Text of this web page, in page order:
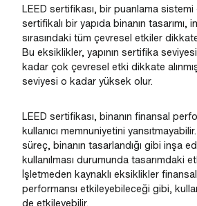
LEED sertifikası, bir puanlama
sertifikalı bir yapıda binanın tasarımı,
sırasındaki tüm çevresel etkiler
Bu eksiklikler, yapının sertifika
kadar çok çevresel etki dikkate
seviyesi o kadar yüksek olur.
LEED sertifikası, binanın finansal
kullanıcı memnuniyetini
süreç, binanın tasarlandığı gibi inşa
kullanılması durumunda tasarımdaki
İşletmeden kaynaklı eksiklikler
performansı etkileyebileceği gibi,
de etkileyebilir.